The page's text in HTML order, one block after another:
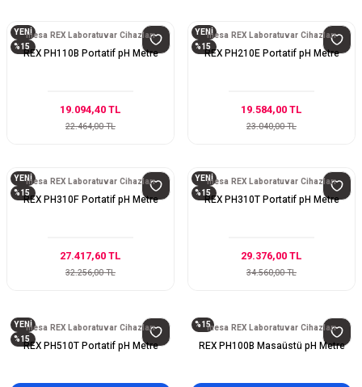
YENİ
%15
inesa REX Laboratuvar Cihazları
REX PH110B Portatif pH Metre
19.094,40 TL
22.464,00 TL
YENİ
%15
inesa REX Laboratuvar Cihazları
REX PH210E Portatif pH Metre
19.584,00 TL
23.040,00 TL
YENİ
%15
inesa REX Laboratuvar Cihazları
REX PH310F Portatif pH Metre
27.417,60 TL
32.256,00 TL
YENİ
%15
inesa REX Laboratuvar Cihazları
REX PH310T Portatif pH Metre
29.376,00 TL
34.560,00 TL
YENİ
%15
inesa REX Laboratuvar Cihazları
REX PH510T Portatif pH Metre
%15inesa REX Laboratuvar Cihazları
REX PH100B Masaüstü pH Metre